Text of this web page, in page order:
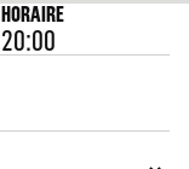
HORAIRE
20:00